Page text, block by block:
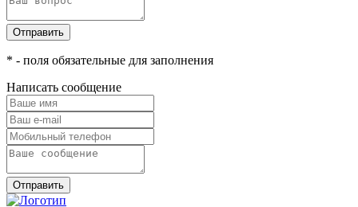
Отправить
* - поля обязательные для заполнения
Написать сообщение
Отправить